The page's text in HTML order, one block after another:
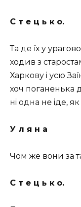
С т е ц ь к о.
Та де їх у
ходив з
Харкову i усю
хоч поганенька
нi одна не iде, як
У л я н а
Чом же вони за
С т е ц ь к о.